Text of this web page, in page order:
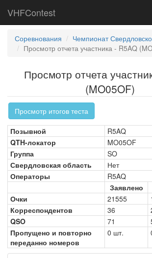
VHFContest
Соревнования
Чемпионат
Просмотр отчета участника - R5AQ
Просмотр отчета
(MO05OF)
Просмотр итогов теста
Позывной
R5AQ
QTH-локатор
MO05OF
Группа
SO
Свердловская область
Нет
Операторы
R5AQ
Заявлено
Очки
21555
Корреспондентов
36
QSO
71
Пропущено и повторно
переданно номеров
0 шт.